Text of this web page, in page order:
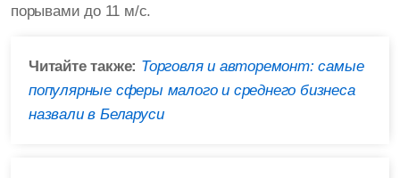
порывами до 11 м/с.
Читайте также: Торговля и авторемонт: самые
популярные сферы малого и среднего бизнеса
назвали в Беларуси